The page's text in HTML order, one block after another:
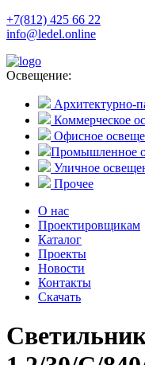
+7(812) 425 66 22
info@ledel.online
Освещение:
Архитектурно-
Коммерческое
Офисное
Промышленное
Уличное
Прочее
О нас
Проектировщикам
Каталог
Проекты
Новости
Контакты
Скачать